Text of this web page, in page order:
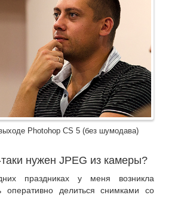
Photohop CS 5 (без шумодава)
нужен JPEG из камеры?
праздниках у меня возникла
оперативно делиться снимками со